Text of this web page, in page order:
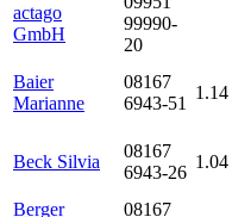
actago
GmbH
99990-
20
Baier
Marianne
08167
6943-51
1.14
Beck Silvia
08167
6943-26
1.04
Berger
08167